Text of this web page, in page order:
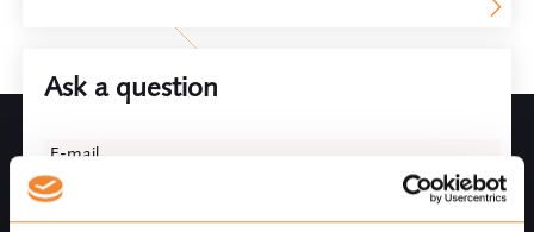
Ask a question
this
field
blank
E-mail